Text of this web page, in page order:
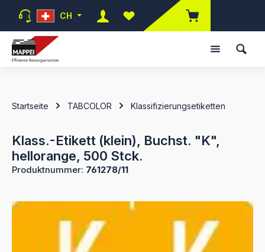
Zum Hauptinhalt springen
CH
Du hast 0 Produkte auf dem
Startseite TABCOLOR Klassifizierungsetiketten
Klass.-Etikett (klein), Buchst. "K",
hellorange, 500 Stck.
Produktnummer: 761278/11
Bildergalerie überspringen